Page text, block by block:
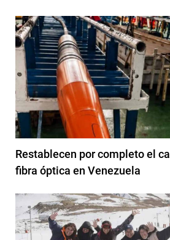
Restablecen por completo el
fibra óptica en Venezuela